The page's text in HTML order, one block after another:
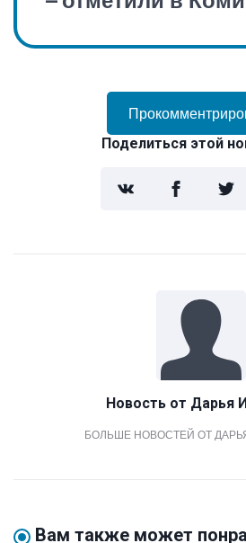
Поделиться этой
Новость от Дарья
БОЛЬШЕ НОВОСТЕЙ ОТ
Вам также может